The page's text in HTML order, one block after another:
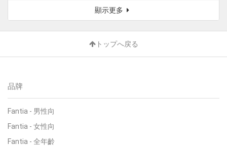
顯示更多
トップへ戻る
品牌
Fantia - 男性向
Fantia - 女性向
Fantia - 全年齡